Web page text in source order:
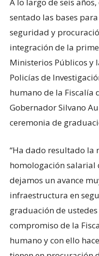
sentado las bases
seguridad y
integración de la
Ministerios Públicos y
Policías de
humano de la Fiscalía
Gobernador Silvano
ceremonia de
“Ha dado resultado la
homologación salarial
dejamos un avance
infraestructura en
graduación de
compromiso de la
humano y con ello